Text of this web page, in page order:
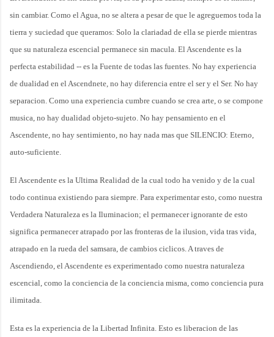
sin cambiar. Como el Agua, no se altera a pesar de que le agreguemos toda la
tierra y suciedad que queramos: Solo la clariadad de ella se pierde mientras
que su naturaleza escencial permanece sin macula. El Ascendente es la
perfecta estabilidad -- es la Fuente de todas las fuentes. No hay experiencia
de dualidad en el Ascendnete, no hay diferencia entre el ser y el Ser. No hay
separacion. Como una experiencia cumbre cuando se crea arte, o se compone
musica, no hay dualidad objeto-sujeto. No hay pensamiento en el
Ascendente, no hay sentimiento, no hay nada mas que SILENCIO: Eterno,
auto-suficiente.
El Ascendente es la Ultima Realidad de la cual todo ha venido y de la cual
todo continua existiendo para siempre. Para experimentar esto, como nuestra
Verdadera Naturaleza es la Iluminacion; el permanecer ignorante de esto
significa permanecer atrapado por las fronteras de la ilusion, vida tras vida,
atrapado en la rueda del samsara, de cambios ciclicos. A traves de
Ascendiendo, el Ascendente es experimentado como nuestra naturaleza
escencial, como la conciencia de la conciencia misma, como conciencia pura
ilimitada.
Esta es la experiencia de la Libertad Infinita. Esto es liberacion de las